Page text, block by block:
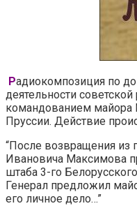
Радиокомпозиция по
деятельности
командованием майора
Пруссии. Действие
“После возвращения из
Ивановича Максимова
штаба 3-го
Генерал предложил
его личное дело…”